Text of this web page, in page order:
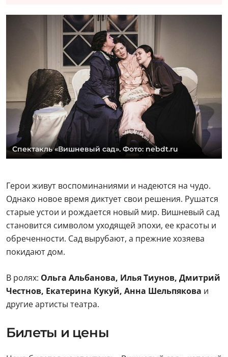
Спектакль «Вишневый сад». Фото: nebdt.ru
Герои живут воспоминаниями и надеются на чудо.
Однако новое время диктует свои решения. Рушатся
старые устои и рождается новый мир. Вишневый сад
становится символом уходящей эпохи, ее красоты и
обреченности. Сад вырубают, а прежние хозяева
покидают дом.
В ролях: Ольга Альбанова, Илья Тиунов, Дмитрий
Честнов, Екатерина Кукуй, Анна Шельпякова и
другие артисты театра.
Билеты и цены